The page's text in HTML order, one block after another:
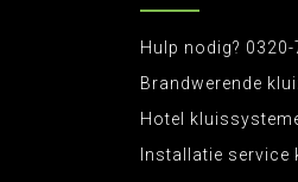
Hulp nodig?
Brandwerende
Hotel
Installatie service